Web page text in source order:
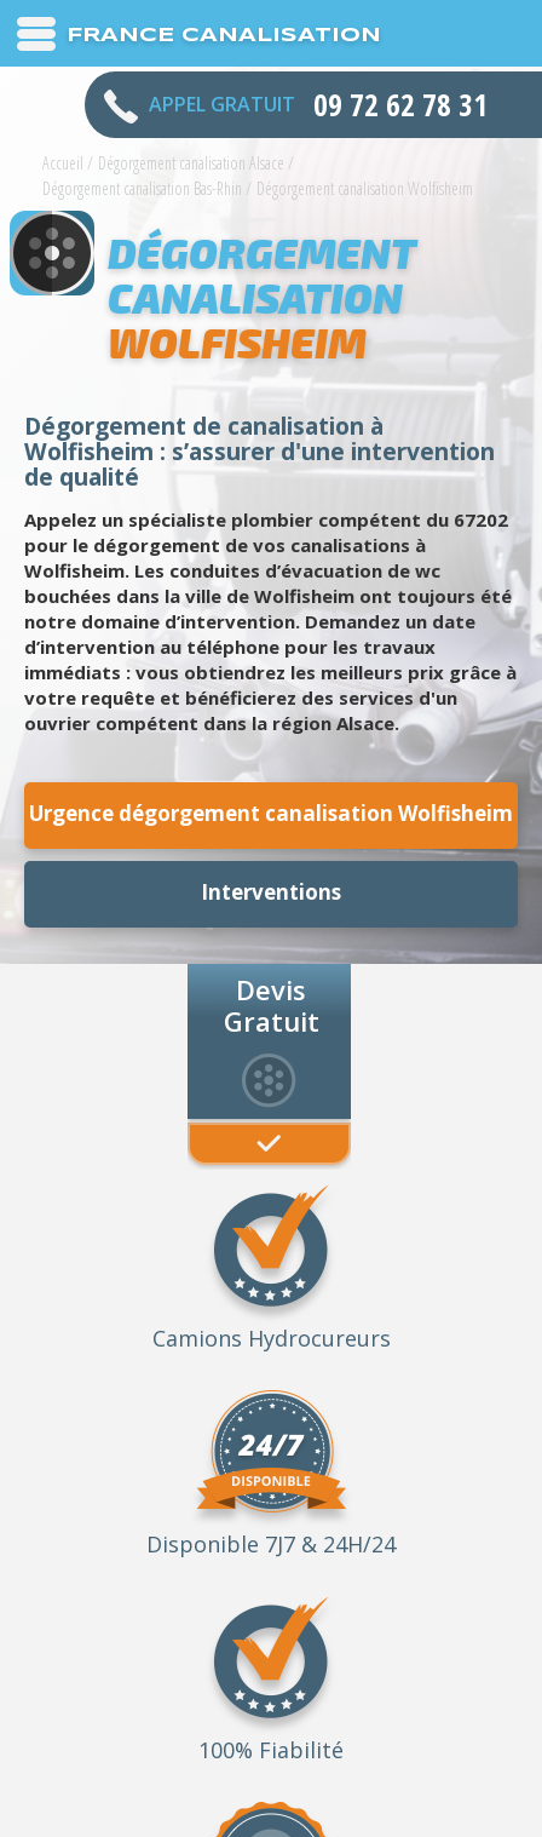
FRANCE CANALISATION
APPEL GRATUIT 09 72 62 78 31
Accueil / Dégorgement canalisation Alsace /
Dégorgement canalisation Bas-Rhin / Dégorgement canalisation Wolfisheim
DÉGORGEMENT
CANALISATION
WOLFISHEIM
Dégorgement de canalisation à
Wolfisheim : s’assurer d'une intervention
de qualité
Appelez un spécialiste plombier compétent du 67202
pour le dégorgement de vos canalisations à
Wolfisheim. Les conduites d’évacuation de wc
bouchées dans la ville de Wolfisheim ont toujours été
notre domaine d’intervention. Demandez un date
d’intervention au téléphone pour les travaux
immédiats : vous obtiendrez les meilleurs prix grâce à
votre requête et bénéficierez des services d'un
ouvrier compétent dans la région Alsace.
Urgence dégorgement canalisation Wolfisheim
Interventions
Devis
Gratuit
Camions Hydrocureurs
Disponible 7J7 & 24H/24
100% Fiabilité